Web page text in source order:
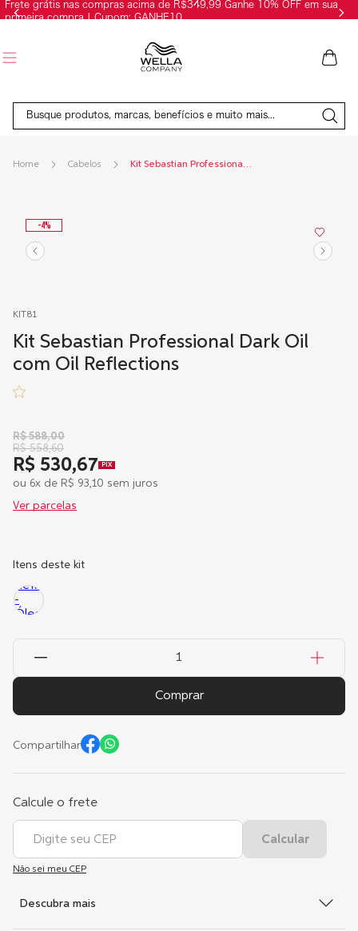
Frete grátis nas compras acima de R$349,99 Ganhe 10% OFF em sua
primeira compra | Cupom: GANHE10
Busque produtos, marcas, benefícios e muito mais...
Cabelos Kit Sebastian Professional Dark Oil com Oil Reflections
-4%
KIT81
Kit Sebastian Professional Dark Oil
com Oil Reflections
R$ 588,00
R$ 558,60
R$ 530,67 PIX
ou 6x de R$ 93,10 sem juros
Ver parcelas
Itens deste kit
Comprar
Compartilhar
Não sei meu CEP
Descubra mais